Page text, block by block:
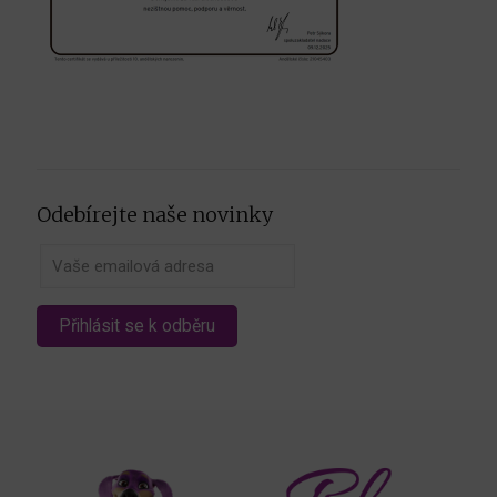
Odebírejte naše novinky